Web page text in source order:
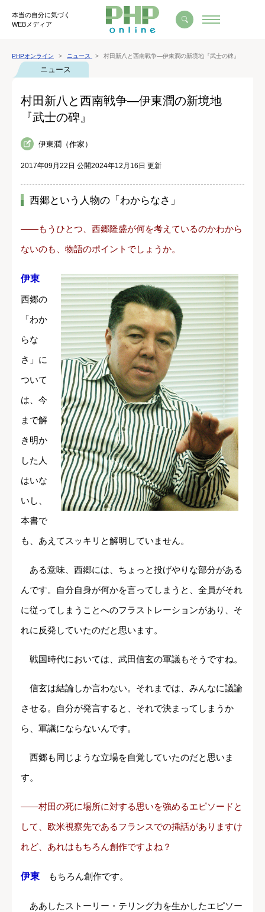
本当の自分に気づく
WEBメディア
PHPオンライン ニュース 村田新八と西南戦争―伊東潤の新境地『武士の碑』
ニュース
村田新八と西南戦争―伊東潤の新境地
『武士の碑』
伊東潤（作家）
2017年09月22日 公開2024年12月16日 更新
西郷という人物の「わからなさ」
――もうひとつ、西郷隆盛が何を考えているのかわから
ないのも、物語のポイントでしょうか。
伊東
西郷の
「わか
らな
さ」に
ついて
は、今
まで解
き明か
した人
はいな
いし、
本書で
も、あえてスッキリと解明していません。
ある意味、西郷には、ちょっと投げやりな部分がある
んです。自分自身が何かを言ってしまうと、全員がそれ
に従ってしまうことへのフラストレーションがあり、そ
れに反発していたのだと思います。
戦国時代においては、武田信玄の軍議もそうですね。
信玄は結論しか言わない。それまでは、みんなに議論
させる。自分が発言すると、それで決まってしまうか
ら、軍議にならないんです。
西郷も同じような立場を自覚していたのだと思いま
す。
――村田の死に場所に対する思いを強めるエピソードと
して、欧米視察先であるフランスでの挿話がありますけ
れど、あれはもちろん創作ですよね？
伊東 もちろん創作です。
ああしたストーリー・テリング力を生かしたエピソー